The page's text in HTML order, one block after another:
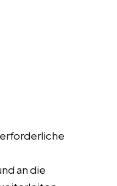
an die